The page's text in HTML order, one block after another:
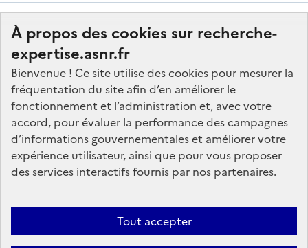
À propos des cookies sur recherche-
expertise.asnr.fr
Bienvenue ! Ce site utilise des cookies pour mesurer la
fréquentation du site afin d’en améliorer le
fonctionnement et l’administration et, avec votre
accord, pour évaluer la performance des campagnes
d’informations gouvernementales et améliorer votre
expérience utilisateur, ainsi que pour vous proposer
des services interactifs fournis par nos partenaires.
Tout accepter
Nos marchés
Nos offres d'emploi
FAQ
Glossaire
Plan du site